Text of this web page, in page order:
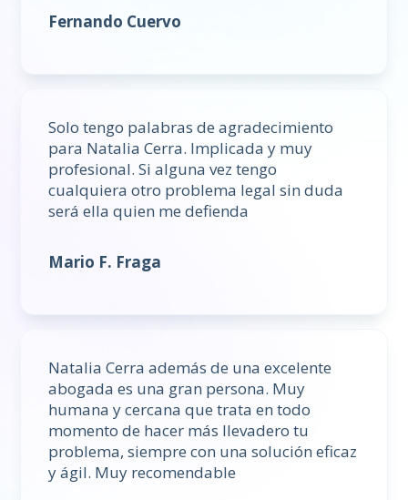
Fernando Cuervo
Solo tengo palabras de agradecimiento
para Natalia Cerra. Implicada y muy
profesional. Si alguna vez tengo
cualquiera otro problema legal sin duda
será ella quien me defienda
Mario F. Fraga
Natalia Cerra además de una excelente
abogada es una gran persona. Muy
humana y cercana que trata en todo
momento de hacer más llevadero tu
problema, siempre con una solución eficaz
y ágil. Muy recomendable